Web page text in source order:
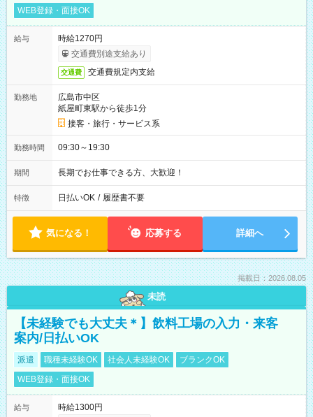
WEB登録・面接OK
給与
時給1270円
交通費別途支給あり
交通費 交通費規定内支給
勤務地
広島市中区
紙屋町東駅から徒歩1分
接客・旅行・サービス系
勤務時間 09:30～19:30
期間 長期でお仕事できる方、大歓迎！
特徴 日払いOK / 履歴書不要
気になる！ 応募する 詳細へ
掲載日：2026.08.05
未読
【未経験でも大丈夫＊】飲料工場の入力・来客
案内/日払いOK
派遣 職種未経験OK 社会人未経験OK
ブランクOK
WEB登録・面接OK
給与
時給1300円